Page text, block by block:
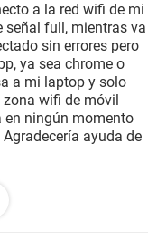
a la red wifi de mi
señal full, mientras va
sin errores pero
ya sea chrome o
a mi laptop y solo
wifi de móvil
en ningún momento
ayuda de